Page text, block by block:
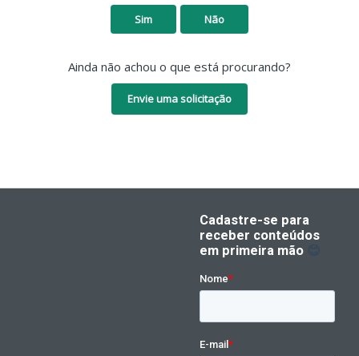
Sim Não
Ainda não achou o que está procurando?
Envie uma solicitação